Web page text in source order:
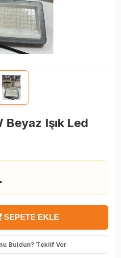
Işık Led
SEPETE EKLE
Buldun? Teklif Ver